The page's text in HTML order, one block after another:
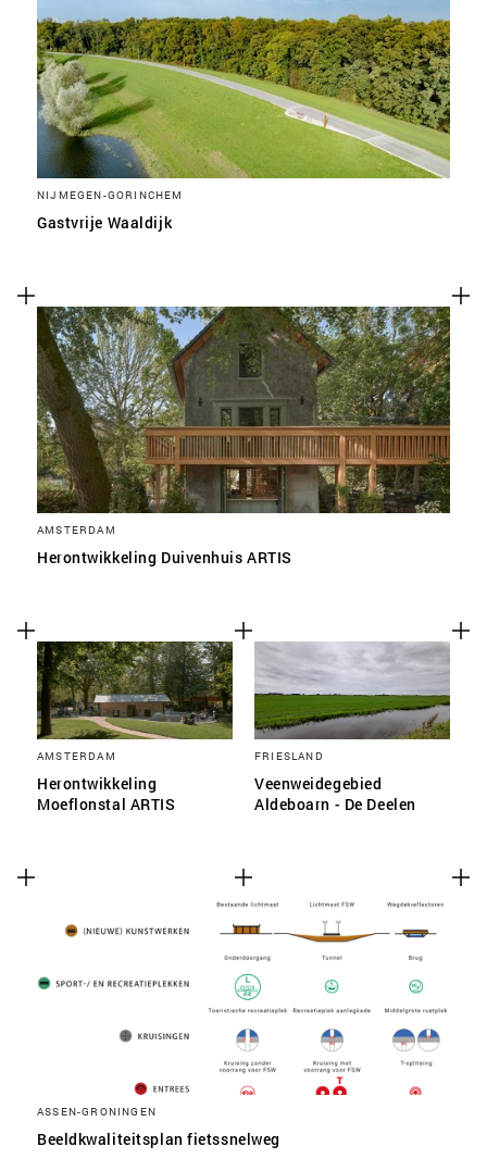
NIJMEGEN-GORINCHEM
Gastvrije Waaldijk
AMSTERDAM
Herontwikkeling Duivenhuis ARTIS
AMSTERDAM
Herontwikkeling
Moeflonstal ARTIS
FRIESLAND
Veenweidegebied
Aldeboarn - De Deelen
ASSEN-GRONINGEN
Beeldkwaliteitsplan fietssnelweg
SLA VOORKEUREN OP